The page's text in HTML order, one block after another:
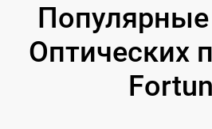
Оптических